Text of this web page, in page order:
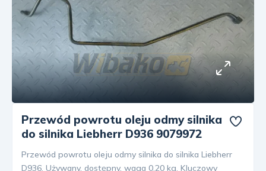
Przewód powrotu oleju odmy silnika
do silnika Liebherr D936 9079972
Przewód powrotu oleju odmy silnika do silnika Liebherr
D936. Używany, dostępny, waga 0.20 kg. Kluczowy